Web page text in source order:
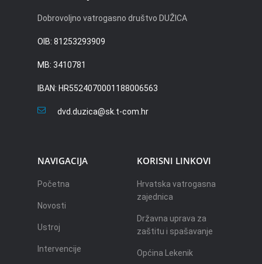
Dobrovoljno vatrogasno društvo DUŽICA
OIB: 81253293909
MB: 3410781
IBAN: HR5524070001188006563
dvd.duzica@sk.t-com.hr
NAVIGACIJA
Početna
Novosti
Ustroj
Intervencije
KORISNI LINKOVI
Hrvatska vatrogasna
zajednica
Državna uprava za
zaštitu i spašavanje
Općina Lekenik